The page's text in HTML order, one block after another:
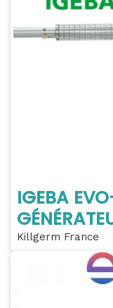
IGEBA
Killgerm France